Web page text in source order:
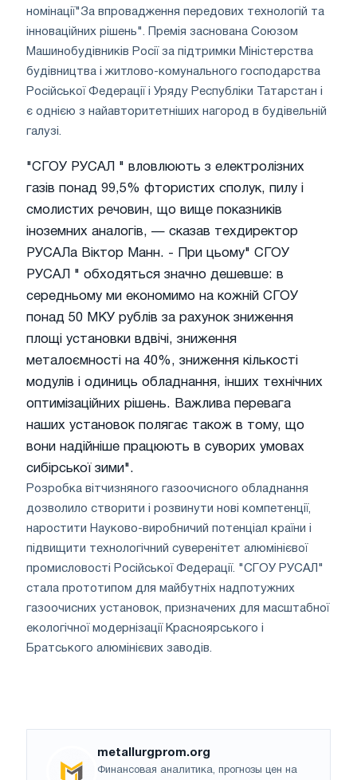
номінації"За впровадження передових технологій та
інноваційних рішень". Премія заснована Союзом
Машинобудівників Росії за підтримки Міністерства
будівництва і житлово-комунального господарства
Російської Федерації і Уряду Республіки Татарстан і
є однією з найавторитетніших нагород в будівельній
галузі.
"СГОУ РУСАЛ " вловлюють з електролізних
газів понад 99,5% фтористих сполук, пилу і
смолистих речовин, що вище показників
іноземних аналогів, — сказав техдиректор
РУСАЛа Віктор Манн. - При цьому" СГОУ
РУСАЛ " обходяться значно дешевше: в
середньому ми економимо на кожній СГОУ
понад 50 МКУ рублів за рахунок зниження
площі установки вдвічі, зниження
металоємності на 40%, зниження кількості
модулів і одиниць обладнання, інших технічних
оптимізаційних рішень. Важлива перевага
наших установок полягає також в тому, що
вони надійніше працюють в суворих умовах
сибірської зими".
Розробка вітчизняного газоочисного обладнання
дозволило створити і розвинути нові компетенції,
наростити Науково-виробничий потенціал країни і
підвищити технологічний суверенітет алюмінієвої
промисловості Російської Федерації. "СГОУ РУСАЛ"
стала прототипом для майбутніх надпотужних
газоочисних установок, призначених для масштабної
екологічної модернізації Красноярського і
Братського алюмінієвих заводів.
metallurgprom.org
Финансовая аналитика, прогнозы цен на